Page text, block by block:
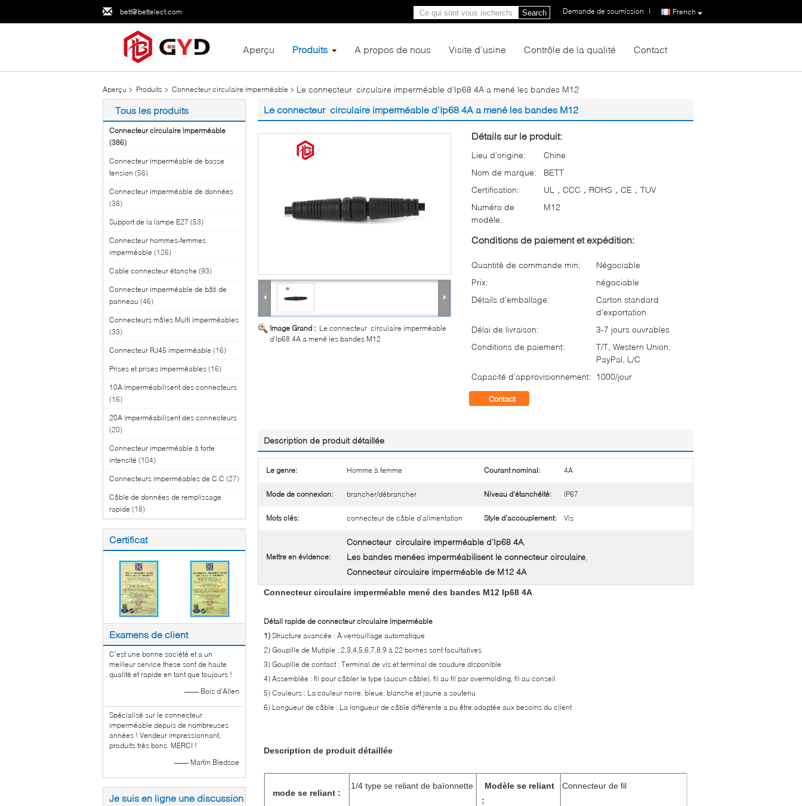
bett@bettelect.com French
Demande de soumission |
Search
Aperçu Produits A propos de nous Visite d'usine Contrôle de la qualité Contact
Aperçu Produits Connecteur circulaire imperméable Le connecteur circulaire imperméable d'Ip68 4A a mené les bandes M12
Tous les produits
Connecteur circulaire imperméable
(386)
Connecteur imperméable de basse
tension (56)
Connecteur imperméable de données
(38)
Support de la lampe E27 (53)
Connecteur hommes-femmes
imperméable (126)
Cable connecteur étanche (93)
Connecteur imperméable de bâti de
panneau (46)
Connecteurs mâles Multi imperméables
(33)
Connecteur RJ45 imperméable (16)
Prises et prises imperméables (16)
10A imperméabilisent des connecteurs
(16)
20A imperméabilisent des connecteurs
(20)
Connecteur imperméable à forte
intensité (104)
Connecteurs imperméables de C.C (27)
Câble de données de remplissage
rapide (18)
Certificat
Examens de client
C'est une bonne société et a un
meilleur service.these sont de haute
qualité et rapide en tant que toujours !
—— Bois d'Allen
Spécialisé sur le connecteur
imperméable depuis de nombreuses
années ! Vendeur impressionnant,
produits très bons. MERCI !
—— Martin Bledsoe
Je suis en ligne une discussion
Le connecteur circulaire imperméable d'Ip68 4A a mené les bandes M12
Image Grand : Le connecteur circulaire imperméable
d'Ip68 4A a mené les bandes M12
Détails sur le produit:
Lieu d'origine:
Chine
Nom de marque:
BETT
Certification:
UL，CCC，ROHS，CE，TUV
Numéro de
modèle:
M12
Conditions de paiement et expédition:
Quantité de commande min:
Négociable
Prix:
négociable
Détails d'emballage:
Carton standard
d'exportation
Délai de livraison:
3-7 jours ouvrables
Conditions de paiement:
T/T, Western Union,
PayPal, L/C
Capacité d'approvisionnement: 1000/jour
Contact
Description de produit détaillée
Le genre: Homme à femme Courant nominal: 4A
Mode de connexion: brancher/débrancher Niveau d'étanchéité: IP67
Mots clés: connecteur de câble d'alimentation Style d'accouplement: Vis
Mettre en évidence:
Connecteur circulaire imperméable d'Ip68 4A,
Les bandes menées imperméabilisent le connecteur circulaire
Connecteur circulaire imperméable de M12 4A
Connecteur circulaire imperméable mené des bandes M12 Ip68 4A
Détail rapide de connecteur circulaire imperméable
1) Structure avancée : À verrouillage automatique
2) Goupille de Mutiple : 2,3,4,5,6,7,8,9 à 22 bornes sont facultatives
3) Goupille de contact : Terminal de vis et terminal de soudure disponible
4) Assemblée : fil pour câbler le type (aucun câble), fil au fil par overmolding, fil au conseil
5) Couleurs : La couleur noire, bleue, blanche et jaune a soutenu
6) Longueur de câble : La longueur de câble différente a pu être adaptée aux besoins du client
Description de produit détaillée
mode se reliant :
1/4 type se reliant de baïonnette
Modèle se reliant
:
Connecteur de fil